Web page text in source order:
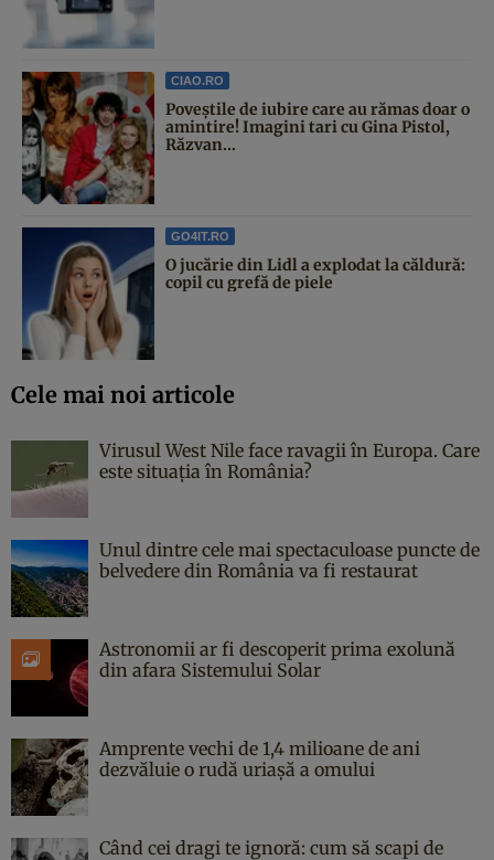
CIAO.RO
Poveştile de iubire care au rămas doar o
amintire! Imagini tari cu Gina Pistol,
Răzvan...
GO4IT.RO
O jucărie din Lidl a explodat la căldură:
copil cu grefă de piele
Cele mai noi articole
Virusul West Nile face ravagii în Europa. Care
este situația în România?
Unul dintre cele mai spectaculoase puncte de
belvedere din România va fi restaurat
Astronomii ar fi descoperit prima exolună
din afara Sistemului Solar
Amprente vechi de 1,4 milioane de ani
dezvăluie o rudă uriașă a omului
Când cei dragi te ignoră: cum să scapi de